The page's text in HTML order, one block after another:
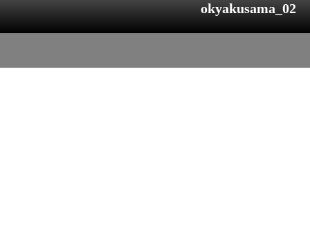
okyakusama_02